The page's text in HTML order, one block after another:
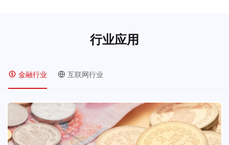
行业应用
金融行业 互联网行业